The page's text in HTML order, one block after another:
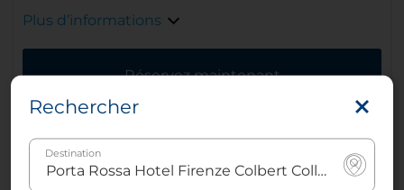
Plus d’informations
Réservez maintenant
Rechercher
Destination